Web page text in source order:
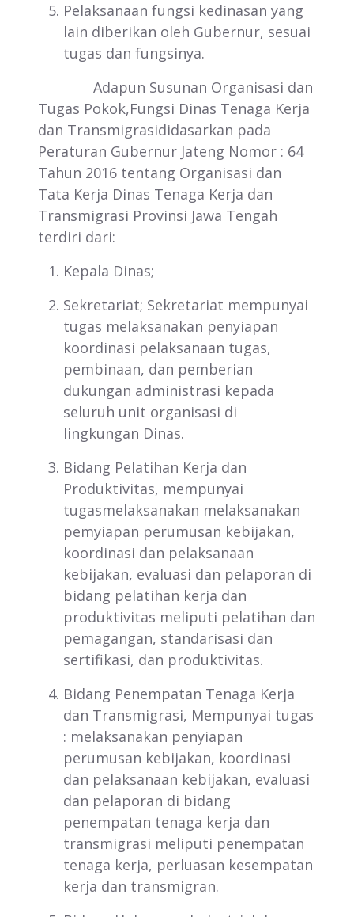
Pelaksanaan fungsi kedinasan yang
lain diberikan oleh Gubernur, sesuai
tugas dan fungsinya.
Adapun Susunan Organisasi dan
Tugas Pokok,Fungsi Dinas Tenaga Kerja
dan Transmigrasididasarkan pada
Peraturan Gubernur Jateng Nomor : 64
Tahun 2016 tentang Organisasi dan
Tata Kerja Dinas Tenaga Kerja dan
Transmigrasi Provinsi Jawa Tengah
terdiri dari:
Kepala Dinas;
Sekretariat; Sekretariat mempunyai
tugas melaksanakan penyiapan
koordinasi pelaksanaan tugas,
pembinaan, dan pemberian
dukungan administrasi kepada
seluruh unit organisasi di
lingkungan Dinas.
Bidang Pelatihan Kerja dan
Produktivitas, mempunyai
tugasmelaksanakan melaksanakan
pemyiapan perumusan kebijakan,
koordinasi dan pelaksanaan
kebijakan, evaluasi dan pelaporan di
bidang pelatihan kerja dan
produktivitas meliputi pelatihan dan
pemagangan, standarisasi dan
sertifikasi, dan produktivitas.
Bidang Penempatan Tenaga Kerja
dan Transmigrasi, Mempunyai tugas
: melaksanakan penyiapan
perumusan kebijakan, koordinasi
dan pelaksanaan kebijakan, evaluasi
dan pelaporan di bidang
penempatan tenaga kerja dan
transmigrasi meliputi penempatan
tenaga kerja, perluasan kesempatan
kerja dan transmigran.